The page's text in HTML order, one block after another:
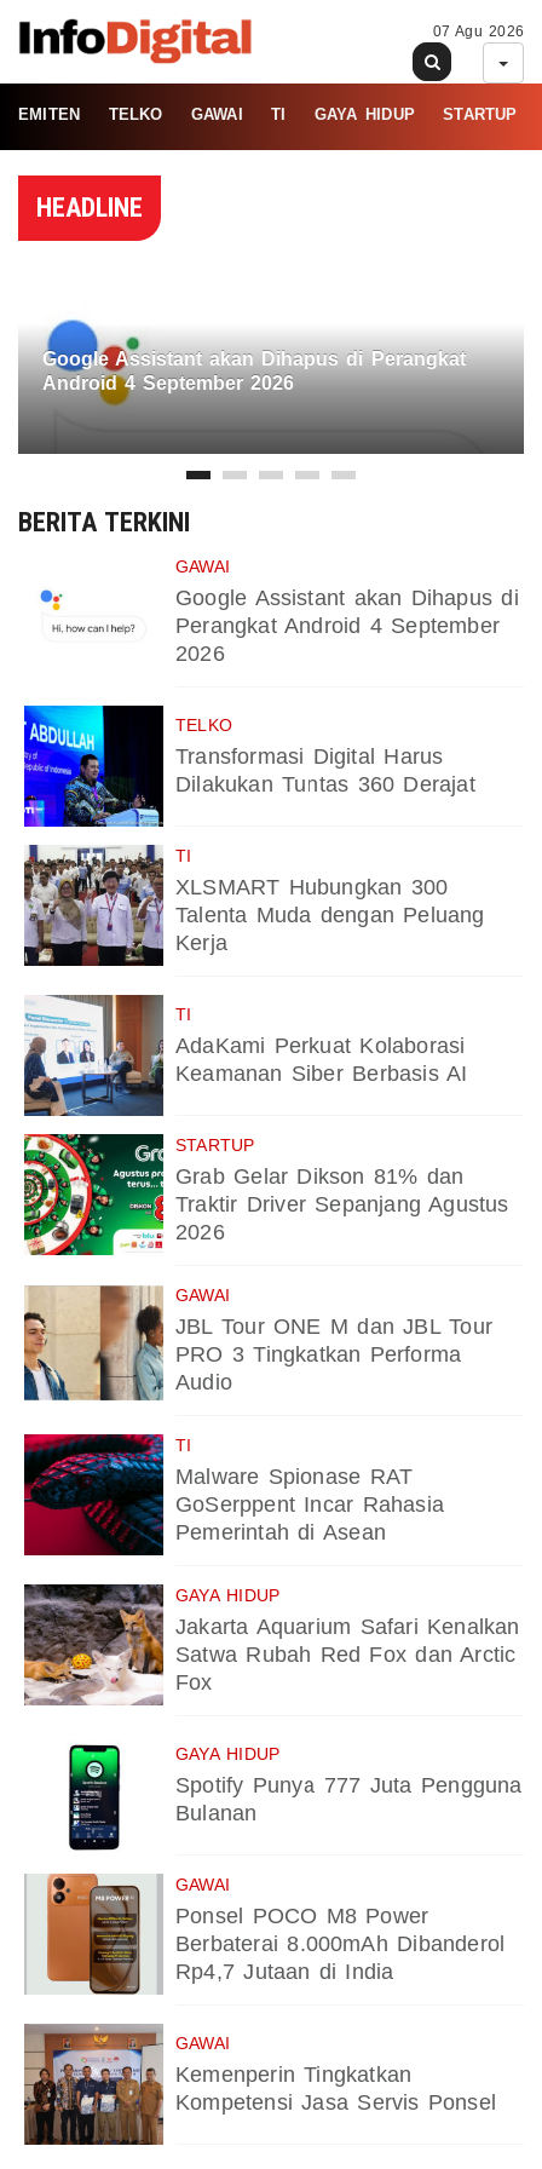
07 Agu 2026
EMITEN TELKO GAWAI TI GAYA HIDUP STARTUP
HEADLINE
Google Assistant akan Dihapus di Perangkat
Android 4 September 2026
BERITA TERKINI
GAWAI
Google Assistant akan Dihapus di
Perangkat Android 4 September
2026
TELKO
Transformasi Digital Harus
Dilakukan Tuntas 360 Derajat
TI
XLSMART Hubungkan 300
Talenta Muda dengan Peluang
Kerja
TI
AdaKami Perkuat Kolaborasi
Keamanan Siber Berbasis AI
STARTUP
Grab Gelar Dikson 81% dan
Traktir Driver Sepanjang Agustus
2026
GAWAI
JBL Tour ONE M dan JBL Tour
PRO 3 Tingkatkan Performa
Audio
TI
Malware Spionase RAT
GoSerppent Incar Rahasia
Pemerintah di Asean
GAYA HIDUP
Jakarta Aquarium Safari Kenalkan
Satwa Rubah Red Fox dan Arctic
Fox
GAYA HIDUP
Spotify Punya 777 Juta Pengguna
Bulanan
GAWAI
Ponsel POCO M8 Power
Berbaterai 8.000mAh Dibanderol
Rp4,7 Jutaan di India
GAWAI
Kemenperin Tingkatkan
Kompetensi Jasa Servis Ponsel